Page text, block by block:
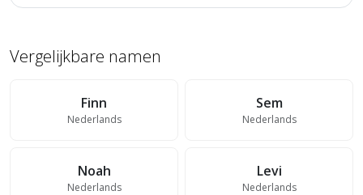
Vergelijkbare namen
Finn
Nederlands
Sem
Nederlands
Noah
Nederlands
Levi
Nederlands